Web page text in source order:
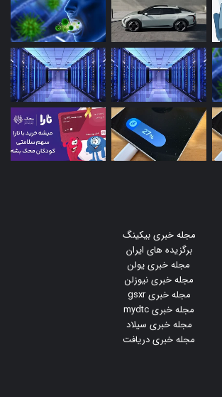
مجله خبری بیکینگ
برگزیده های ایران
مجله خبری یولن
مجله خبری نیوزلن
مجله خبری gsxr
مجله خبری mydtc
مجله خبری سیلاد
مجله خبری دریافت